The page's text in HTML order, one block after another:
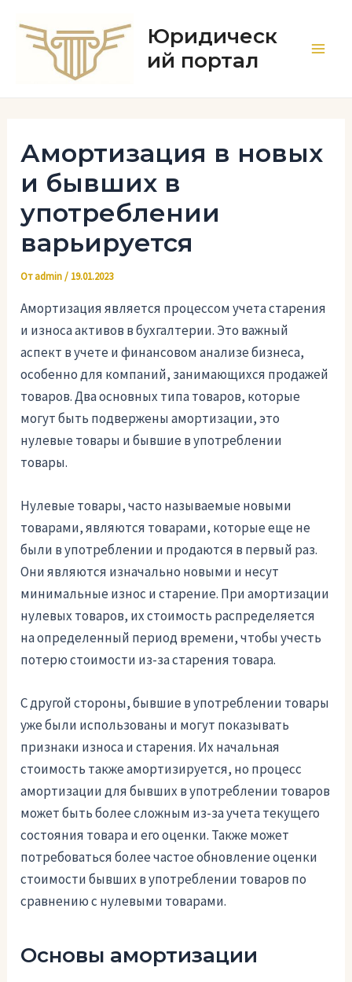
содержимому
Юридическ
ий портал
Амортизация в новых
и бывших в
употреблении
варьируется
Отadmin/ 19.01.2023
Амортизация является процессом учета старения
и износа активов в бухгалтерии. Это важный
аспект в учете и финансовом анализе бизнеса,
особенно для компаний, занимающихся продажей
товаров. Два основных типа товаров, которые
могут быть подвержены амортизации, это
нулевые товары и бывшие в употреблении
товары.
Нулевые товары, часто называемые новыми
товарами, являются товарами, которые еще не
были в употреблении и продаются в первый раз.
Они являются изначально новыми и несут
минимальные износ и старение. При амортизации
нулевых товаров, их стоимость распределяется
на определенный период времени, чтобы учесть
потерю стоимости из-за старения товара.
С другой стороны, бывшие в употреблении товары
уже были использованы и могут показывать
признаки износа и старения. Их начальная
стоимость также амортизируется, но процесс
амортизации для бывших в употреблении товаров
может быть более сложным из-за учета текущего
состояния товара и его оценки. Также может
потребоваться более частое обновление оценки
стоимости бывших в употреблении товаров по
сравнению с нулевыми товарами.
Основы амортизации